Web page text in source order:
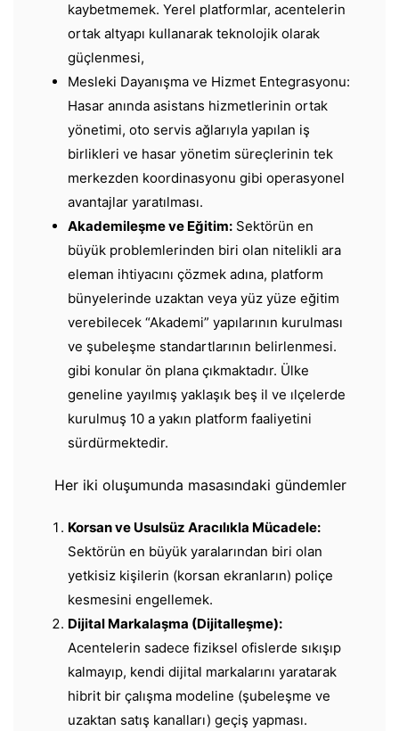
kaybetmemek. Yerel platformlar, acentelerin
ortak altyapı kullanarak teknolojik olarak
güçlenmesi,
Mesleki Dayanışma ve Hizmet Entegrasyonu:
Hasar anında asistans hizmetlerinin ortak
yönetimi, oto servis ağlarıyla yapılan iş
birlikleri ve hasar yönetim süreçlerinin tek
merkezden koordinasyonu gibi operasyonel
avantajlar yaratılması.
​Akademileşme ve Eğitim: Sektörün en
büyük problemlerinden biri olan nitelikli ara
eleman ihtiyacını çözmek adına, platform
bünyelerinde uzaktan veya yüz yüze eğitim
verebilecek “Akademi” yapılarının kurulması
ve şubeleşme standartlarının belirlenmesi.
gibi konular ön plana çıkmaktadır. Ülke
geneline yayılmış yaklaşık beş il ve ılçelerde
kurulmuş 10 a yakın platform faaliyetini
sürdürmektedir.
Her iki oluşumunda masasındaki gündemler
​Korsan ve Usulsüz Aracılıkla Mücadele:
Sektörün en büyük yaralarından biri olan
yetkisiz kişilerin (korsan ekranların) poliçe
kesmesini engellemek.
Dijital Markalaşma (Dijitalleşme):
Acentelerin sadece fiziksel ofislerde sıkışıp
kalmayıp, kendi dijital markalarını yaratarak
hibrit bir çalışma modeline (şubeleşme ve
uzaktan satış kanalları) geçiş yapması.